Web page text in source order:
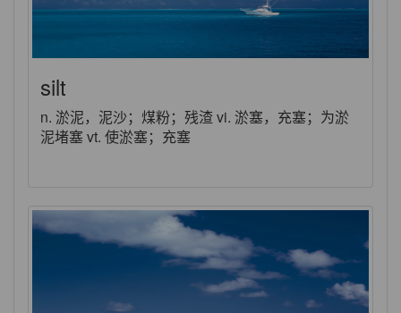
silt
n. 淤泥，泥沙；煤粉；残渣 vi. 淤塞，充塞；为淤
泥堵塞 vt. 使淤塞；充塞